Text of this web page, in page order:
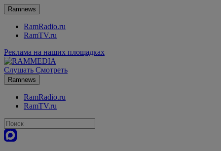
Ramnews
RamRadio.ru
RamTV.ru
Реклама на наших площадках
Слушать Смотреть
Ramnews
RamRadio.ru
RamTV.ru